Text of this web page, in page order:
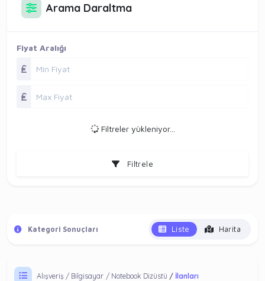
Arama Daraltma
Fiyat Aralığı
Filtreler yükleniyor...
Filtrele
Kategori Sonuçları Liste Harita
Alışveriş Bilgisayar Notebook Dizüstü İlanları